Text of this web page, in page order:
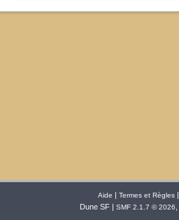
Aide | Termes et Règles|
Dune SF | SMF 2.1.7 © 2026